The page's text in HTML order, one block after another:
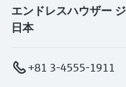
エンドレスハウザー
日本
+81 3-4555-1911